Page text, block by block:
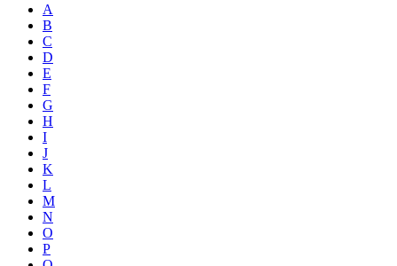
A
B
C
D
E
F
G
H
I
J
K
L
M
N
O
P